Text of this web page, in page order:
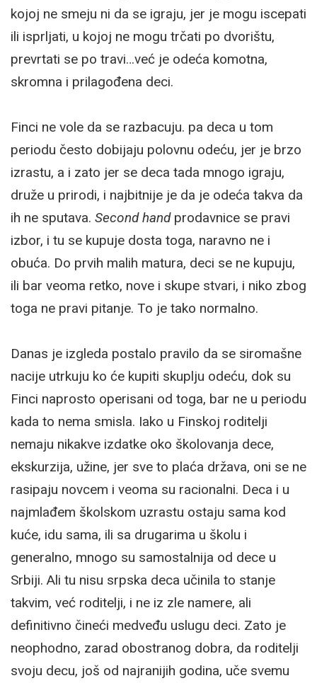
kojoj ne smeju ni da se igraju, jer je mogu iscepati
ili isprljati, u kojoj ne mogu trčati po dvorištu,
prevrtati se po travi…već je odeća komotna,
skromna i prilagođena deci.
Finci ne vole da se razbacuju. pa deca u tom
periodu često dobijaju polovnu odeću, jer je brzo
izrastu, a i zato jer se deca tada mnogo igraju,
druže u prirodi, i najbitnije je da je odeća takva da
ih ne sputava. Second handprodavnice se pravi
izbor, i tu se kupuje dosta toga, naravno ne i
obuća. Do prvih malih matura, deci se ne kupuju,
ili bar veoma retko, nove i skupe stvari, i niko zbog
toga ne pravi pitanje. To je tako normalno.
Danas je izgleda postalo pravilo da se siromašne
nacije utrkuju ko će kupiti skuplju odeću, dok su
Finci naprosto operisani od toga, bar ne u periodu
kada to nema smisla. Iako u Finskoj roditelji
nemaju nikakve izdatke oko školovanja dece,
ekskurzija, užine, jer sve to plaća država, oni se ne
rasipaju novcem i veoma su racionalni. Deca i u
najmlađem školskom uzrastu ostaju sama kod
kuće, idu sama, ili sa drugarima u školu i
generalno, mnogo su samostalnija od dece u
Srbiji. Ali tu nisu srpska deca učinila to stanje
takvim, već roditelji, i ne iz zle namere, ali
definitivno čineći medveđu uslugu deci. Zato je
neophodno, zarad obostranog dobra, da roditelji
svoju decu, još od najranijih godina, uče svemu